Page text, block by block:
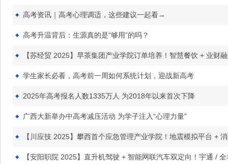
高考资讯｜高考心理调适，这些建议一起看→
高考升温背后：生源真的是“够用”的吗？
【苏经贸 2025】早茶集团产业学院订单培养！智慧餐饮 + 业财
学生家长必看，高考前一周如何系统计划，迎战新高考
2025年高考报名人数1335万人 为2018年以来首次下降
广西大新举办中高考减压活动 为学子注入“心理力量”
【川应技 2025】攀西首个应急管理产业学院！地震模拟平台 +
【安阳职院 2025】直升机驾驶 + 智能网联汽车双定向！宇通 /